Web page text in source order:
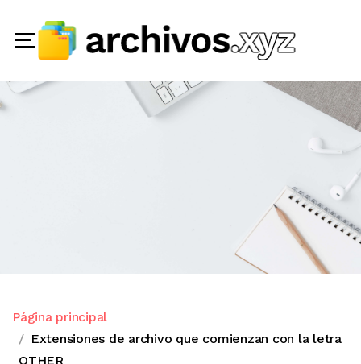
Página principal
Extensiones de archivo que comienzan con la letra
OTHER